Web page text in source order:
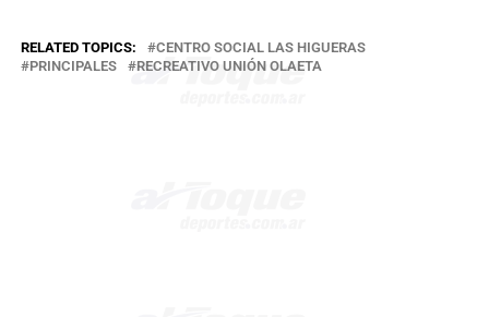
RELATED TOPICS:
CENTRO SOCIAL LAS HIGUERAS
PRINCIPALES
RECREATIVO UNIÓN OLAETA